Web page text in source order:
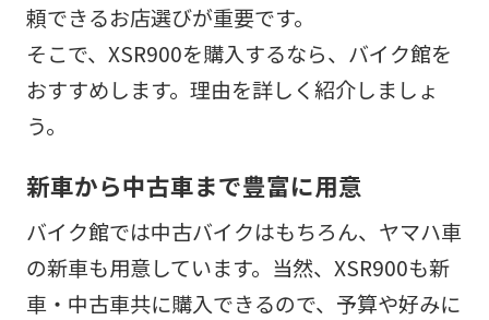
頼できるお店選びが重要です。
そこで、XSR900を購入するなら、バイク館を
おすすめします。理由を詳しく紹介しましょ
う。
新車から中古車まで豊富に用意
バイク館では中古バイクはもちろん、ヤマハ車
の新車も用意しています。当然、XSR900も新
車・中古車共に購入できるので、予算や好みに